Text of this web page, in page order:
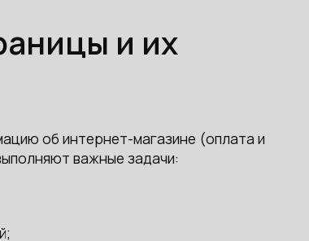
и их
об интернет-магазине (оплата и
важные задачи: